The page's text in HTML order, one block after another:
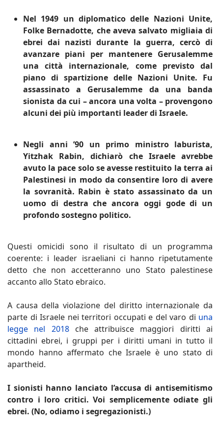
Nel 1949 un diplomatico delle Nazioni Unite,
Folke Bernadotte, che aveva salvato migliaia di
ebrei dai nazisti durante la guerra, cercò di
avanzare piani per mantenere Gerusalemme
una città internazionale, come previsto dal
piano di spartizione delle Nazioni Unite. Fu
assassinato a Gerusalemme da una banda
sionista da cui – ancora una volta – provengono
alcuni dei più importanti leader di Israele.
Negli anni ’90 un primo ministro laburista,
Yitzhak Rabin, dichiarò che Israele avrebbe
avuto la pace solo se avesse restituito la terra ai
Palestinesi in modo da consentire loro di avere
la sovranità. Rabin è stato assassinato da un
uomo di destra che ancora oggi gode di un
profondo sostegno politico.
Questi omicidi sono il risultato di un programma
coerente: i leader israeliani ci hanno ripetutamente
detto che non accetteranno uno Stato palestinese
accanto allo Stato ebraico.
A causa della violazione del diritto internazionale da
parte di Israele nei territori occupati e del varo di una
legge nel 2018che attribuisce maggiori diritti ai
cittadini ebrei, i gruppi per i diritti umani in tutto il
mondo hanno affermato che Israele è uno stato di
apartheid.
I sionisti hanno lanciato l’accusa di antisemitismo
contro i loro critici. Voi semplicemente odiate gli
ebrei. (No, odiamo i segregazionisti.)